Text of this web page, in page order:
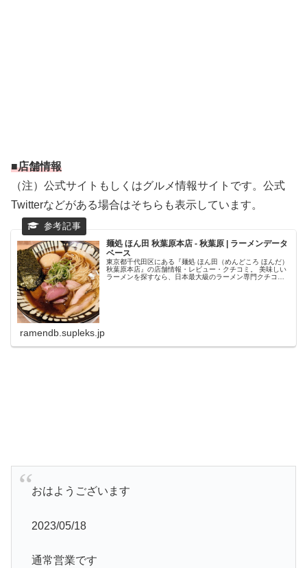
■店舗情報
（注）公式サイトもしくはグルメ情報サイトです。公式
Twitterなどがある場合はそちらも表示しています。
麺処 ほん田 秋葉原本店 - 秋葉原 | ラーメンデータ
ベース
東京都千代田区にある『麺処 ほん田（めんどころ ほんだ）
秋葉原本店』の店舗情報・レビュー・クチコミ。 美味しい
ラーメンを探すなら、日本最大級のラーメン専門クチコミ
ramendb.supleks.jp
おはようございます
2023/05/18
通常営業です